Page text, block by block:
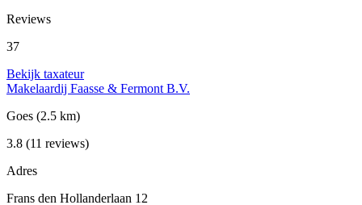
Reviews
37
Bekijk taxateur
Makelaardij Faasse & Fermont B.V.
Goes (2.5 km)
3.8 (11 reviews)
Adres
Frans den Hollanderlaan 12